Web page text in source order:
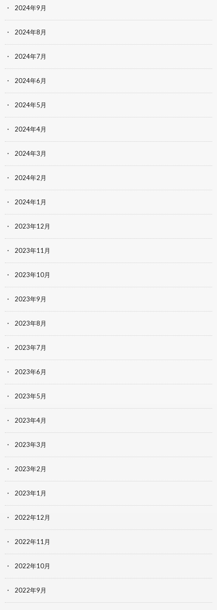
2024年9月
2024年8月
2024年7月
2024年6月
2024年5月
2024年4月
2024年3月
2024年2月
2024年1月
2023年12月
2023年11月
2023年10月
2023年9月
2023年8月
2023年7月
2023年6月
2023年5月
2023年4月
2023年3月
2023年2月
2023年1月
2022年12月
2022年11月
2022年10月
2022年9月